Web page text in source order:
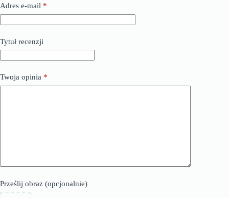
Adres e-mail *
Tytuł recenzji
Twoja opinia *
Prześlij obraz (opcjonalnie)